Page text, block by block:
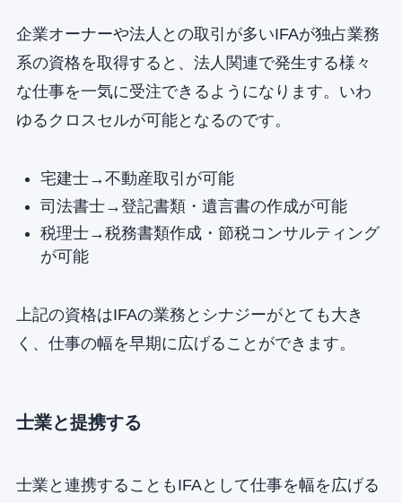
企業オーナーや法人との取引が多いIFAが独占業務
系の資格を取得すると、法人関連で発生する様々
な仕事を一気に受注できるようになります。いわ
ゆるクロスセルが可能となるのです。
宅建士→不動産取引が可能
司法書士→登記書類・遺言書の作成が可能
税理士→税務書類作成・節税コンサルティング
が可能
上記の資格はIFAの業務とシナジーがとても大き
く、仕事の幅を早期に広げることができます。
士業と提携する
士業と連携することもIFAとして仕事を幅を広げる